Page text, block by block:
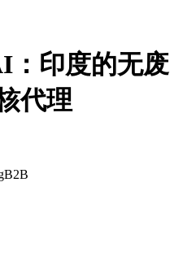
：印度的无废
代理
B2B